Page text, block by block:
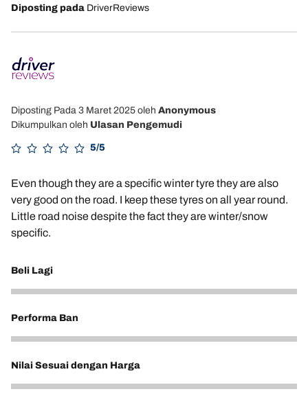
Diposting pada DriverReviews
Diposting Pada 3 Maret 2025 oleh Anonymous
Dikumpulkan oleh Ulasan Pengemudi
5/5
Even though they are a specific winter tyre they are also
very good on the road. I keep these tyres on all year round.
Little road noise despite the fact they are winter/snow
specific.
Beli Lagi
5
Performa Ban
5
Nilai Sesuai dengan Harga
5